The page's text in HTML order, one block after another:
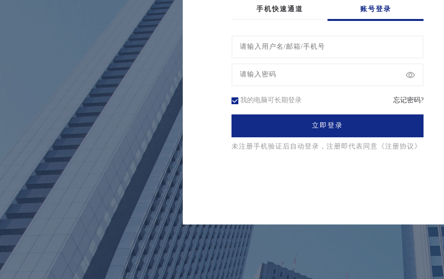
手机快速通道 账号登录
我的电脑可长期登录 忘记密码?
立即登录
未注册手机验证后自动登录，注册即代表同意 《注册协议》